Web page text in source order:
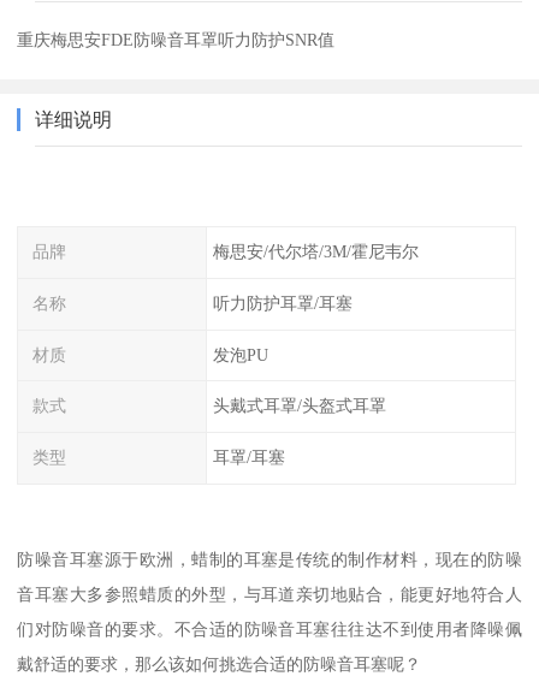
重庆梅思安FDE防噪音耳罩听力防护SNR值
详细说明
品牌 梅思安/代尔塔/3M/霍尼韦尔
名称 听力防护耳罩/耳塞
材质 发泡PU
款式 头戴式耳罩/头盔式耳罩
类型 耳罩/耳塞
防噪音耳塞源于欧洲，蜡制的耳塞是传统的制作材料，现在的防噪
音耳塞大多参照蜡质的外型，与耳道亲切地贴合，能更好地符合人
们对防噪音的要求。不合适的防噪音耳塞往往达不到使用者降噪佩
戴舒适的要求，那么该如何挑选合适的防噪音耳塞呢？